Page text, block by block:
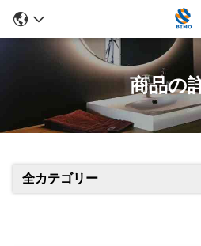
商品の
全カテゴリー